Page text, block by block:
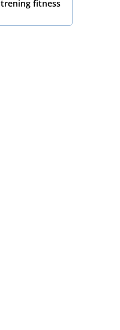
trening fitness